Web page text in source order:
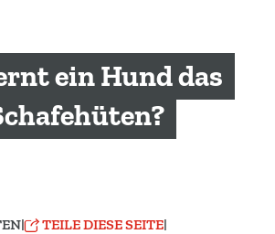
ein Hund das
| TEILE DIESE SEITE|